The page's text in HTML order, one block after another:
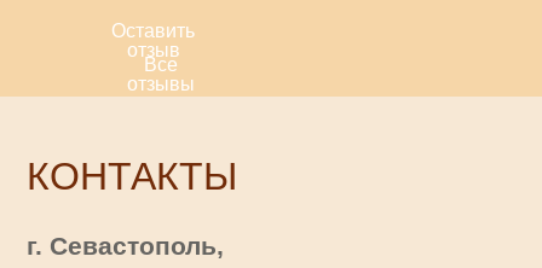
Оставить
отзыв
Все
отзывы
КОНТАКТЫ
г. Севастополь,